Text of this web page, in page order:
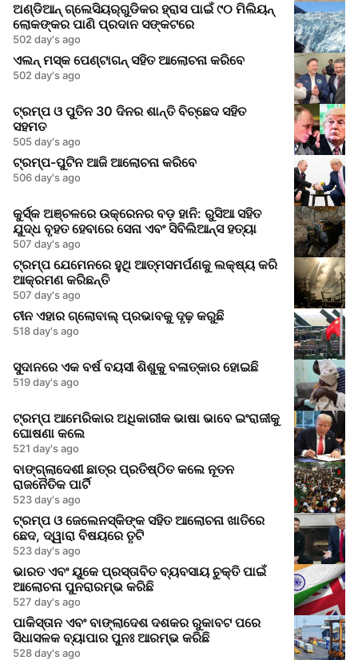
ଅଣ୍ଡିଆନ୍ ଗ୍ଲେସିୟର୍‌ଗୁଡିକର ହ୍ରାସ ପାଇଁ ୯୦ ମିଲିୟନ୍
ଲୋକଙ୍କର ପାଣି ପ୍ରଦାନ ସଙ୍କଟରେ
502 day's ago
ଏଲନ୍ ମସ୍କ ପେଣ୍ଟାଗନ୍ ସହିତ ଆଲୋଚନା କରିବେ
502 day's ago
ଟ୍ରମ୍ପ ଓ ପୁତିନ 30 ଦିନର ଶାନ୍ତି ବିଚ୍ଛେଦ ସହିତ
ସହମତ
505 day's ago
ଟ୍ରମ୍ପ-ପୁଟିନ ଆଜି ଆଲୋଚନା କରିବେ
506 day's ago
କୁର୍ସ୍କ ଅଞ୍ଚଳରେ ଉକ୍ରେନର ବଡ଼ ହାନି: ରୁସିଆ ସହିତ
ଯୁଦ୍ଧ ବୃହତ ହେବାରେ ସେନା ଏବଂ ସିବିଲିଆନ୍ସ ହତ୍ୟା
507 day's ago
ଟ୍ରମ୍ପ ଯେମେନରେ ହୁଥି ଆତ୍ମସମର୍ପଣକୁ ଲକ୍ଷ୍ୟ କରି
ଆକ୍ରମଣ କରିଛନ୍ତି
507 day's ago
ଚୀନ ଏହାର ଗ୍ଲୋବାଲ୍ ପ୍ରଭାବକୁ ଦୃଢ଼ କରୁଛି
518 day's ago
ସୁଦାନରେ ଏକ ବର୍ଷ ବୟସୀ ଶିଶୁକୁ ବଳାତ୍କାର ହୋଇଛି
519 day's ago
ଟ୍ରମ୍ପ ଆମେରିକାର ଅଧିକାରୀକ ଭାଷା ଭାବେ ଇଂରାଜୀକୁ
ଘୋଷଣା କଲେ
521 day's ago
ବାଙ୍ଗ୍ଲାଦେଶୀ ଛାତ୍ର ପ୍ରତିଷ୍ଠିତ କଲେ ନୂତନ
ରାଜନୈତିକ ପାର୍ଟି
523 day's ago
ଟ୍ରମ୍ପ ଓ ଜେଲେନସ୍କିଙ୍କ ସହିତ ଆଲୋଚନା ଖାତିରେ
ଛେଦ, ଦ୍ୱାରା ବିଷୟରେ ତୃଟି
523 day's ago
ଭାରତ ଏବଂ ୟୁକେ ପ୍ରସ୍ତାବିତ ବ୍ୟବସାୟ ଚୁକ୍ତି ପାଇଁ
ଆଲୋଚନା ପୁନରାରମ୍ଭ କରିଛି
527 day's ago
ପାକିସ୍ତାନ ଏବଂ ବାଙ୍ଲାଦେଶ ଦଶକର ରୁକାବଟ ପରେ
ସିଧାସଳକ ବ୍ୟାପାର ପୁନଃ ଆରମ୍ଭ କରିଛି
528 day's ago